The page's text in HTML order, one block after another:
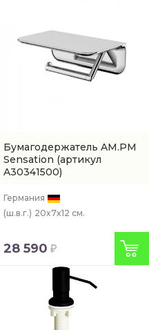
Бумагодержатель AM.PM
Sensation (артикул
A30341500)
Германия
(ш.в.г.) 20x7x12 см.
28 590